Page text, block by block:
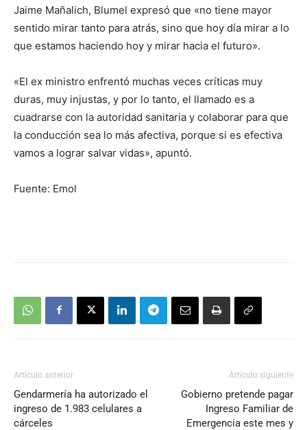
Jaime Mañalich, Blumel expresó que «no tiene mayor
sentido mirar tanto para atrás, sino que hoy día mirar a lo
que estamos haciendo hoy y mirar hacia el futuro».
«El ex ministro enfrentó muchas veces críticas muy
duras, muy injustas, y por lo tanto, el llamado es a
cuadrarse con la autoridad sanitaria y colaborar para que
la conducción sea lo más afectiva, porque si es efectiva
vamos a lograr salvar vidas», apuntó.
Fuente: Emol
Artículo anterior
Gendarmería ha autorizado el
ingreso de 1.983 celulares a
cárceles
Artículo siguiente
Gobierno pretende pagar
Ingreso Familiar de
Emergencia este mes y